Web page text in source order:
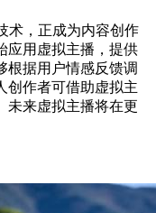
术，正成为内容创作
应用虚拟主播，提供
根据用户情感反馈调
创作者可借助虚拟主
来虚拟主播将在更